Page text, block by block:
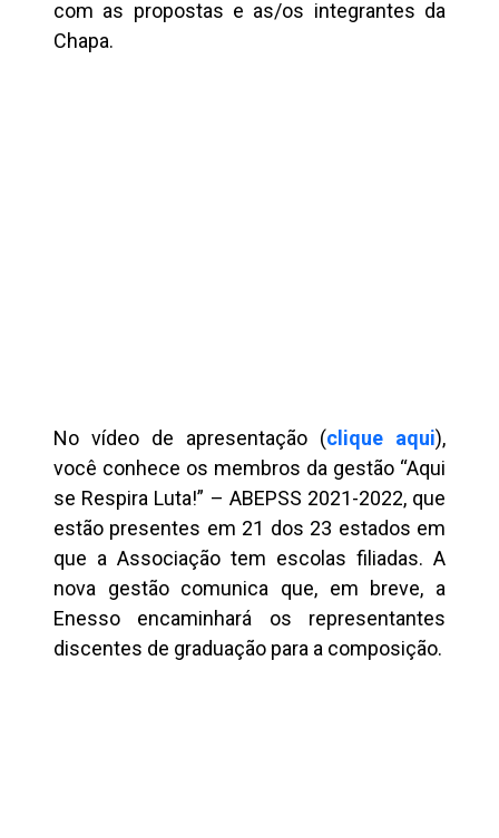
com as propostas e as/os integrantes da
Chapa.
No vídeo de apresentação (clique aqui),
você conhece os membros da gestão “Aqui
se Respira Luta!” – ABEPSS 2021-2022, que
estão presentes em 21 dos 23 estados em
que a Associação tem escolas filiadas. A
nova gestão comunica que, em breve, a
Enesso encaminhará os representantes
discentes de graduação para a composição.